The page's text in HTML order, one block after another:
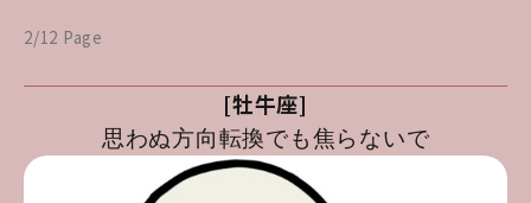
2/12 Page
[牡牛座]
思わぬ方向転換でも焦らないで